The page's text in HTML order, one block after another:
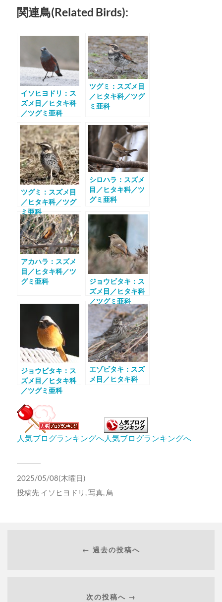
関連鳥(Related Birds):
イソヒヨドリ：ス
ズメ目／ヒタキ科
／ツグミ亜科
ツグミ：スズメ目
／ヒタキ科／ツグ
ミ亜科
ツグミ：スズメ目
／ヒタキ科／ツグ
ミ亜科
シロハラ：スズメ
目／ヒタキ科／ツ
グミ亜科
アカハラ：スズメ
目／ヒタキ科／ツ
グミ亜科
ジョウビタキ：ス
ズメ目／ヒタキ科
／ツグミ亜科
ジョウビタキ：ス
ズメ目／ヒタキ科
／ツグミ亜科
エゾビタキ：スズ
メ目／ヒタキ科
人気ブログランキングへ人気ブログランキングへ
2025/05/08(木曜日)
投稿先 イソヒヨドリ ,写真, 鳥
← 過去の投稿へ
次の投稿へ →